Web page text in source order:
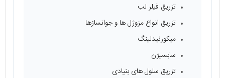
تزریق فیلر لب
تزریق انواع مزوژل ها و جوانسازها
میکورنیدلینگ
سابسیژن
تزریق سلول های بنیادی